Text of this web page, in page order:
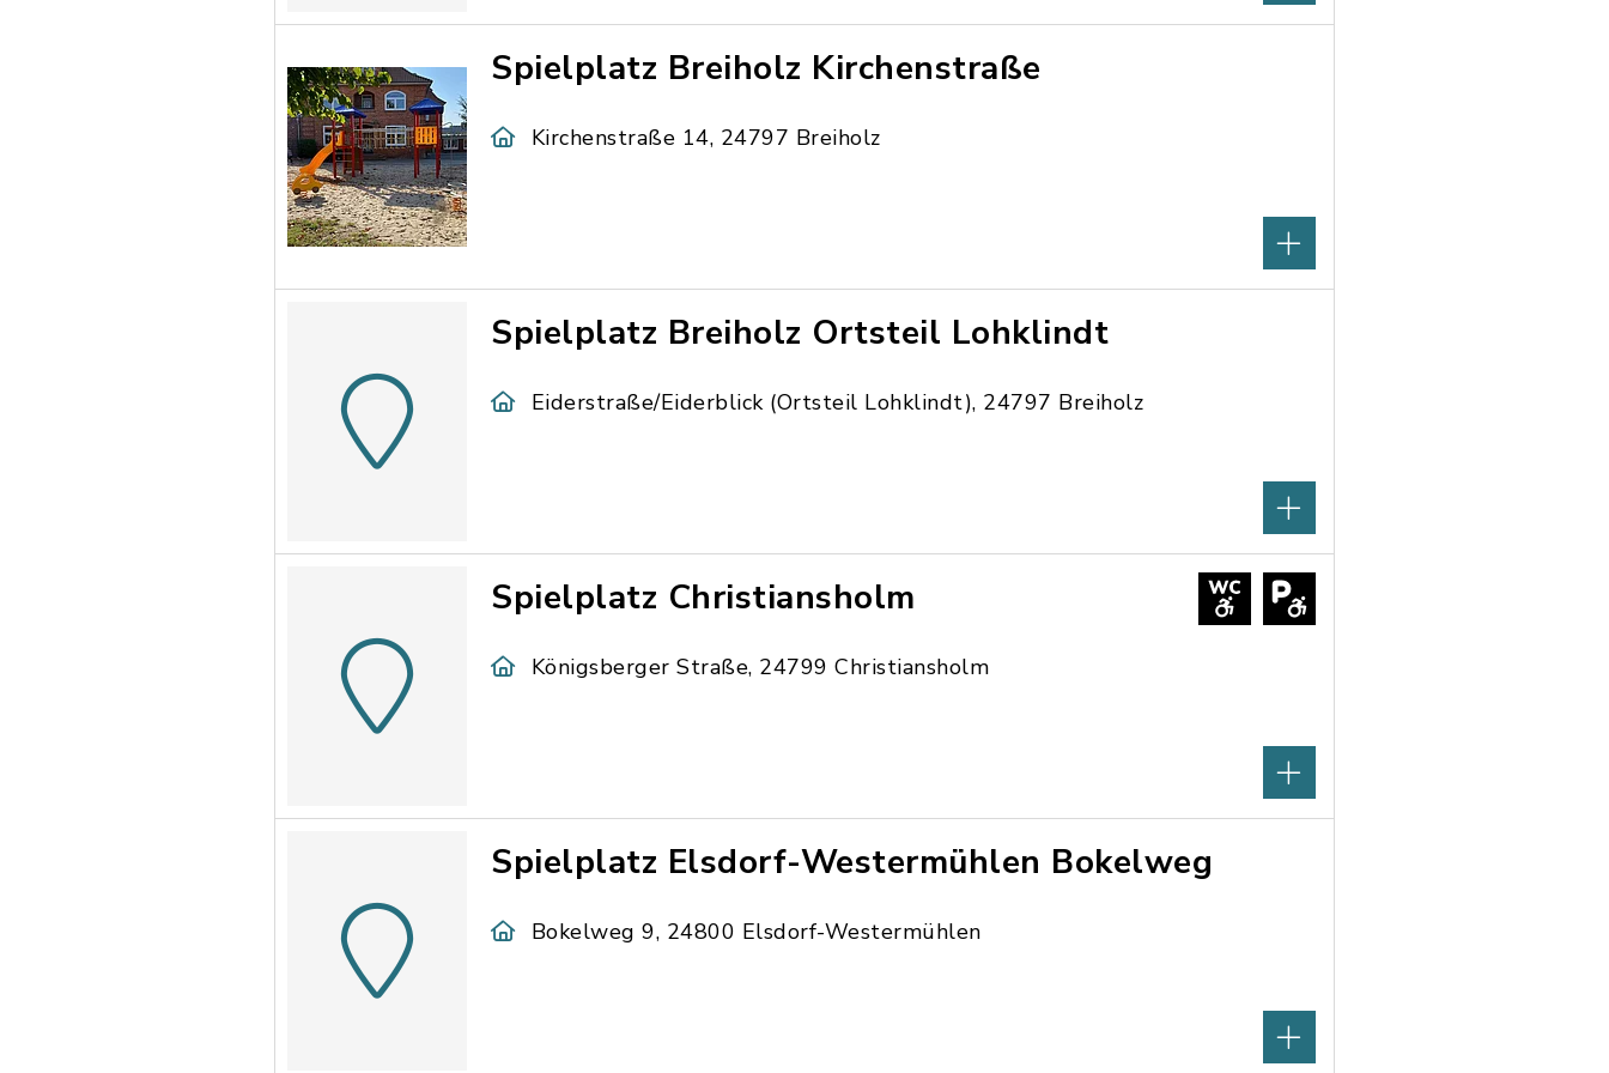
Spielplatz Breiholz Kirchenstraße
Kirchenstraße 14, 24797 Breiholz
Spielplatz Breiholz Ortsteil Lohklindt
Eiderstraße/Eiderblick (Ortsteil Lohklindt), 24797 Breiholz
Spielplatz Christiansholm
Königsberger Straße, 24799 Christiansholm
Spielplatz Elsdorf-Westermühlen Bokelweg
Bokelweg 9, 24800 Elsdorf-Westermühlen